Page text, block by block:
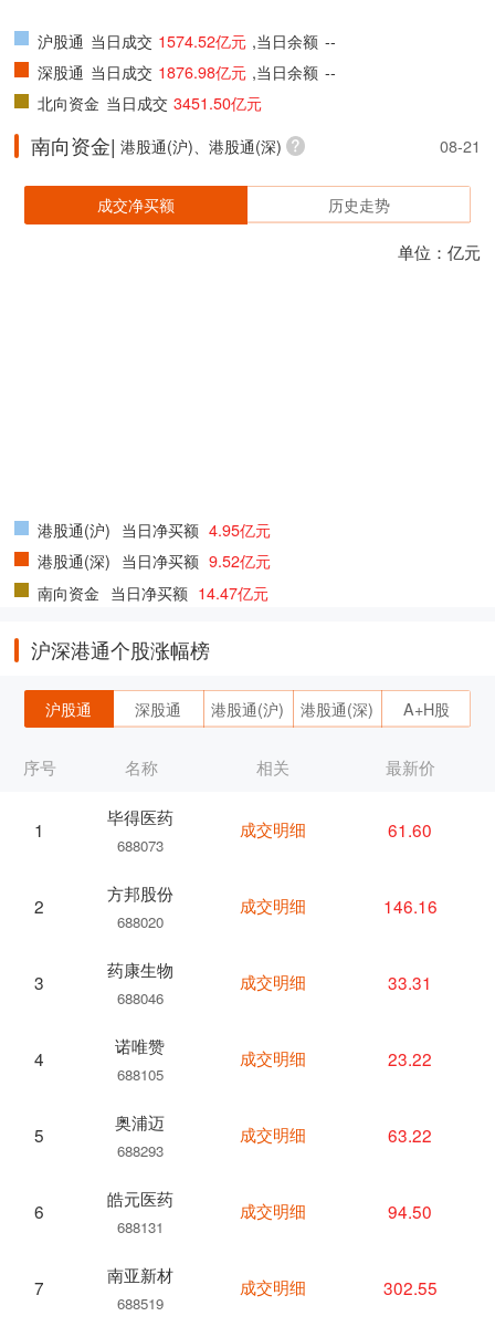
沪股通 当日成交 1574.52亿元 ,当日余额 --
深股通 当日成交 1876.98亿元 ,当日余额 --
北向资金 当日成交 3451.50亿元
南向资金| 港股通(沪)、港股通(深) 08-21
成交净买额 历史走势
单位：亿元
港股通(沪) 当日净买额 4.95亿元
港股通(深) 当日净买额 9.52亿元
南向资金 当日净买额 14.47亿元
沪深港通个股涨幅榜
沪股通 深股通 港股通(沪) 港股通(深) A+H股
序号 名称
1
毕得医药
688073
2
方邦股份
688020
3
药康生物
688046
4
诺唯赞
688105
5
奥浦迈
688293
6
皓元医药
688131
7
南亚新材
688519
相关 最新价
成交明细 61.60
成交明细 146.16
成交明细 33.31
成交明细 23.22
成交明细 63.22
成交明细 94.50
成交明细 302.55